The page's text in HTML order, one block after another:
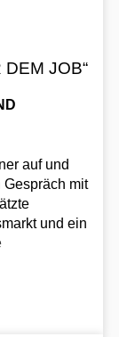
JOB“
auf und
mit
und ein